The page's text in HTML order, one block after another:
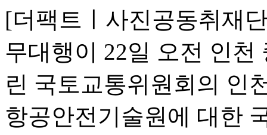
[더팩트ㅣ사진공동취재
무대행이 22일 오전 인
린 국토교통위원회의 인
항공안전기술원에 대한